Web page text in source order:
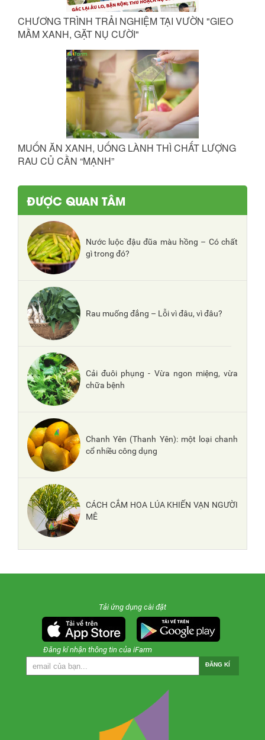
CHƯƠNG TRÌNH TRẢI NGHIỆM TẠI VƯỜN "GIEO
MẦM XANH, GẶT NỤ CƯỜI"
MUỐN ĂN XANH, UỐNG LÀNH THÌ CHẤT LƯỢNG
RAU CỦ CẦN “MẠNH”
ĐƯỢC QUAN TÂM
Nước luộc đậu đũa màu hồng – Có chất
gì trong đó?
Rau muống đắng – Lỗi vì đâu, vì đâu?
Cải đuôi phụng - Vừa ngon miệng, vừa
chữa bệnh
Chanh Yên (Thanh Yên): một loại chanh
cổ nhiều công dụng
CÁCH CẮM HOA LÚA KHIẾN VẠN NGƯỜI
MÊ
Tải ứng dụng cài đặt
Đăng kí nhận thông tin của iFarm
ĐĂNG KÍ